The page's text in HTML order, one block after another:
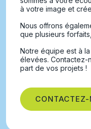
à votre image et
Nous offrons
que plusieurs
Notre équipe est à
élevées. Contactez-
part de vos projets !
CONTACTEZ-